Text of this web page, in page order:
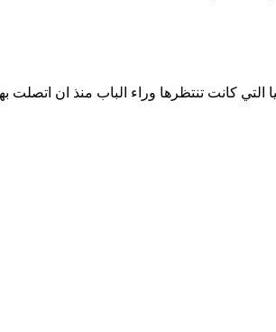
كانت تنتظرها وراء الباب منذ ان اتصلت